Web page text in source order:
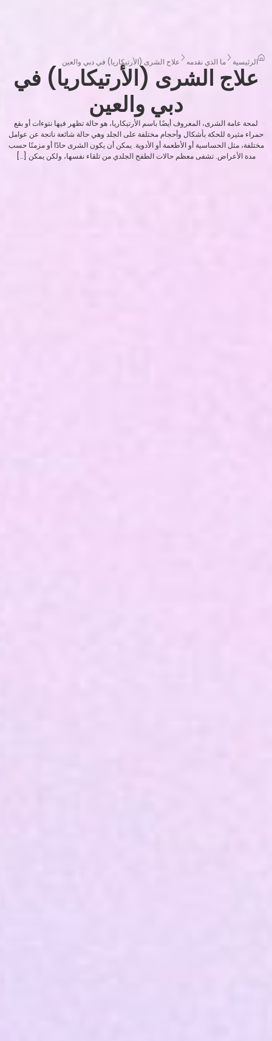
الرئيسية ما الذي نقدمه علاج الشرى (الأرتيكاريا) في دبي والعين
علاج الشرى (الأرتيكاريا) في
دبي والعين
لمحة عامة الشرى، المعروف أيضًا باسم الأرتيكاريا، هو حالة تظهر فيها نتوءات أو بقع
حمراء مثيرة للحكة بأشكال وأحجام مختلفة على الجلد وهي حالة شائعة ناتجة عن عوامل
مختلفة، مثل الحساسية أو الأطعمة أو الأدوية. يمكن أن يكون الشرى حادًا أو مزمنًا حسب
مدة الأعراض. تشفى معظم حالات الطفح الجلدي من تلقاء نفسها، ولكن يمكن […]